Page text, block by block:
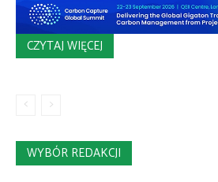
CZYTAJ WIĘCEJ
WYBÓR REDAKCJI